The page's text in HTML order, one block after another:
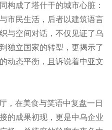
构成了塔什干的城市心脏：
市民生活，后者以建筑语言
与空间对话，不仅见证了乌
独立国家的转型，更揭示了
动态平衡，且诉说着中亚文
，在美食与笑语中复盘一日
的成果初现，更是中乌企业